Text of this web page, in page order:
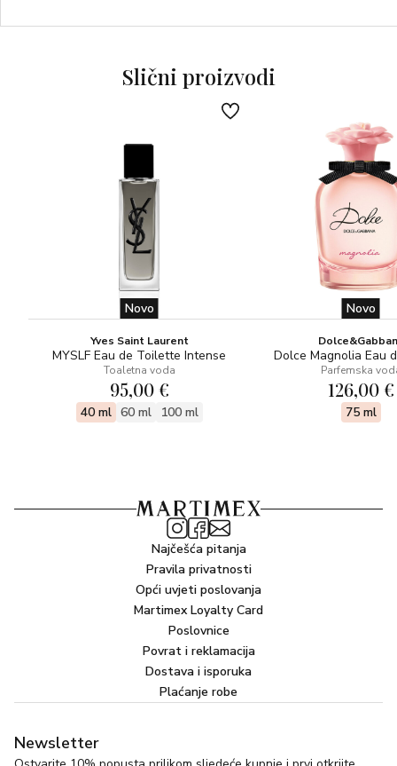
jednostavno korištenje, a dolazi u sofisticiranoj
Slični proizvodi
Novo
Yves Saint Laurent
MYSLF Eau de Toilette Intense
Toaletna voda
95,00 €
40 ml 60 ml 100 ml
Novo
Dolce Magnolia Eau
Parfemska
126,00 €
75 ml
Najčešća pitanja
Pravila privatnosti
Opći uvjeti poslovanja
Martimex Loyalty Card
Poslovnice
Povrat i reklamacija
Dostava i isporuka
Plaćanje robe
Newsletter